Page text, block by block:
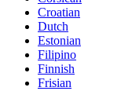
Croatian
Dutch
Estonian
Filipino
Finnish
Frisian